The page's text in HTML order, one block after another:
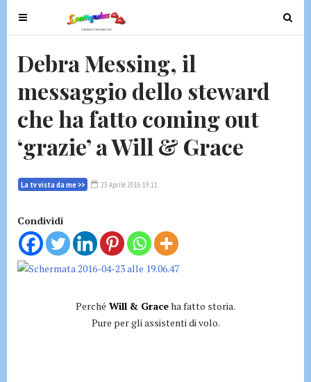
T
o
e
n
v
g
t
o
n
T
o
Debra Messing, il
messaggio dello steward
che ha fatto coming out
‘grazie’ a Will & Grace
La tv vista da me >> 23 Aprile 2016 19:11
Condividi
Perché Will & Graceha fatto storia.
Pure per gli assistenti di volo.